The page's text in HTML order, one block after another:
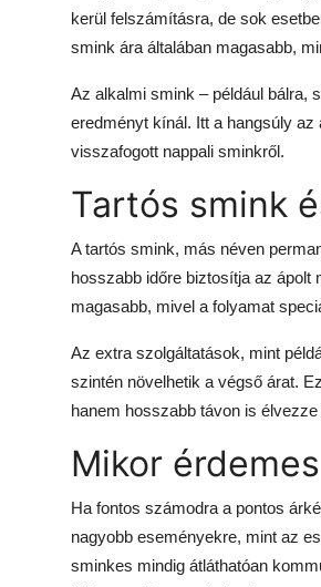
kerül felszámításra, de sok
smink ára általában magasabb,
Az alkalmi smink – például bálra,
eredményt kínál. Itt a hangsúly
visszafogott nappali sminkről.
Tartós smink
A tartós smink, más néven
hosszabb időre biztosítja az ápolt
magasabb, mivel a folyamat
Az extra szolgáltatások, mint
szintén növelhetik a végső árat.
hanem hosszabb távon is
Mikor
Ha fontos számodra a pontos
nagyobb eseményekre, mint az
sminkes mindig átláthatóan